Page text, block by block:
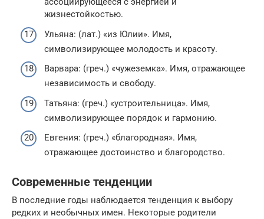
жизнестойкостью.
Ульяна: (лат.) «из Юлии». Имя,
символизирующее молодость и красоту.
Варвара: (греч.) «чужеземка». Имя, отражающее
независимость и свободу.
Татьяна: (греч.) «устроительница». Имя,
символизирующее порядок и гармонию.
Евгения: (греч.) «благородная». Имя,
отражающее достоинство и благородство.
Современные тенденции
В последние годы наблюдается тенденция к выбору
редких и необычных имен. Некоторые родители